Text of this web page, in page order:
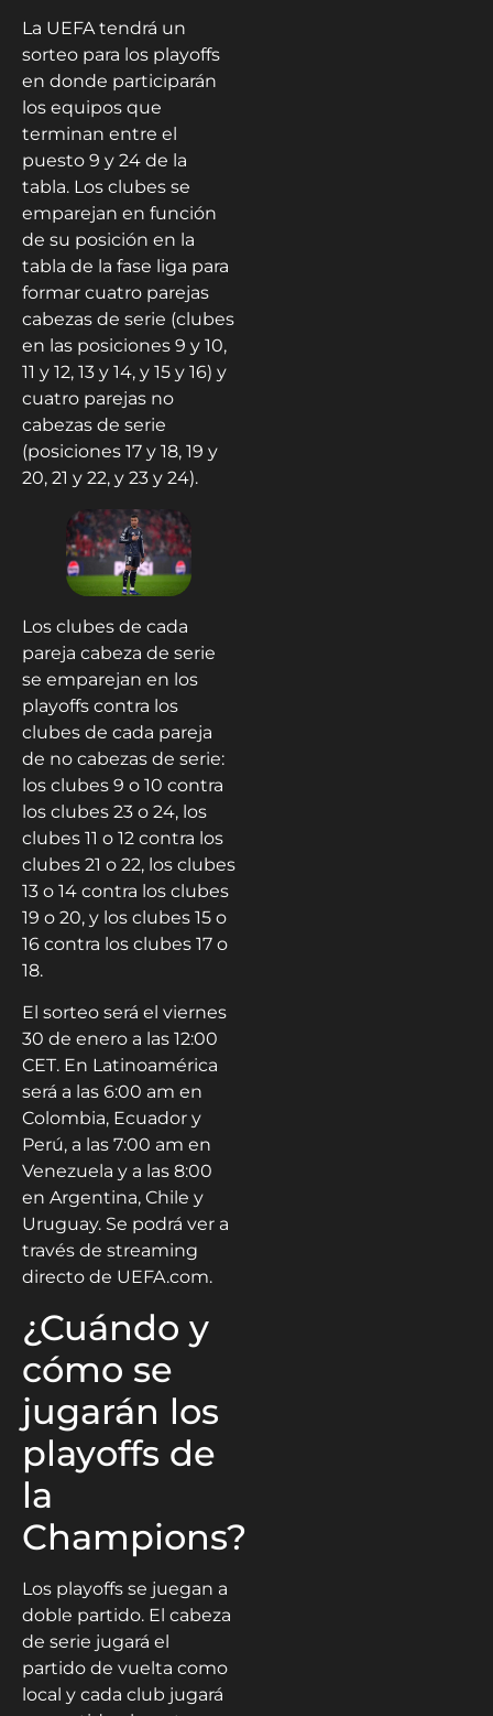
La UEFA tendrá un
sorteo para los playoffs
en donde participarán
los equipos que
terminan entre el
puesto 9 y 24 de la
tabla. Los clubes se
emparejan en función
de su posición en la
tabla de la fase liga para
formar cuatro parejas
cabezas de serie (clubes
en las posiciones 9 y 10,
11 y 12, 13 y 14, y 15 y 16) y
cuatro parejas no
cabezas de serie
(posiciones 17 y 18, 19 y
20, 21 y 22, y 23 y 24).
Los clubes de cada
pareja cabeza de serie
se emparejan en los
playoffs contra los
clubes de cada pareja
de no cabezas de serie:
los clubes 9 o 10 contra
los clubes 23 o 24, los
clubes 11 o 12 contra los
clubes 21 o 22, los clubes
13 o 14 contra los clubes
19 o 20, y los clubes 15 o
16 contra los clubes 17 o
18.
El sorteo será el viernes
30 de enero a las 12:00
CET. En Latinoamérica
será a las 6:00 am en
Colombia, Ecuador y
Perú, a las 7:00 am en
Venezuela y a las 8:00
en Argentina, Chile y
Uruguay. Se podrá ver a
través de streaming
directo de UEFA.com.
¿Cuándo y
cómo se
jugarán los
playoffs de
la
Champions?
Los playoffs se juegan a
doble partido. El cabeza
de serie jugará el
partido de vuelta como
local y cada club jugará